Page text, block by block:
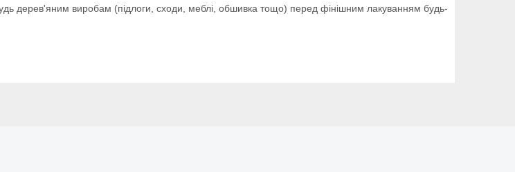
будь дерев'яним виробам (підлоги, сходи, меблі, обшивка тощо) перед фінішним лакуванням будь-